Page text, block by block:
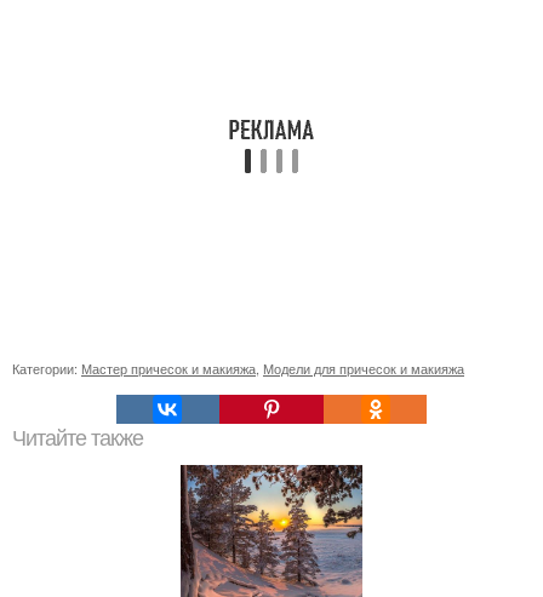
Категории: Мастер причесок и макияжа Модели для причесок и макияжа
Читайте также